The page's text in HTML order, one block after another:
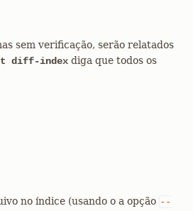
sem verificação, serão relatados
diff-index diga que todos os
no índice (usando o a opção --